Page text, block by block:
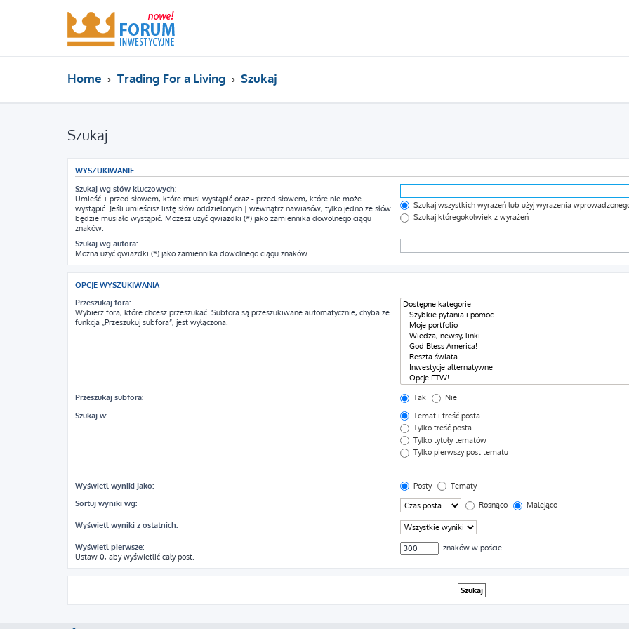
Home Trading For a Living Szukaj
Szukaj
WYSZUKIWANIE
Szukaj wg słów kluczowych:
Umieść + przed słowem, które musi wystąpić oraz - przed słowem, które nie może
wystąpić. Jeśli umieścisz listę słów oddzielonych | wewnątrz nawiasów, tylko jedno ze słów
będzie musiało wystąpić. Możesz użyć gwiazdki (*) jako zamiennika dowolnego ciągu
znaków.
Szukaj wszystkich wyrażeń lub użyj wyrażenia
Szukaj któregokolwiek z wyrażeń
Szukaj wg autora:
Można użyć gwiazdki (*) jako zamiennika dowolnego ciągu znaków.
OPCJE WYSZUKIWANIA
Przeszukaj fora:
Wybierz fora, które chcesz przeszukać. Subfora są przeszukiwane automatycznie, chyba że
funkcja „Przeszukuj subfora”, jest wyłączona.
Przeszukaj subfora: Tak
Nie
Szukaj w:
Temat i treść posta
Tylko treść posta
Tylko tytuły tematów
Tylko pierwszy post tematu
Wyświetl wyniki jako: Posty
Tematy
Sortuj wyniki wg:
Rosnąco Malejąco
Wyświetl wyniki z ostatnich:
Wyświetl pierwsze:
Ustaw 0, aby wyświetlić cały post.
znaków w poście